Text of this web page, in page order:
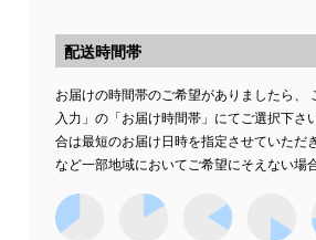
配送時間帯
お届けの時間帯のご希望がありましたら、
入力」の「お届け時間帯」にてご選択下さ
合は最短のお届け日時を指定させていただ
など一部地域においてご希望にそえない場